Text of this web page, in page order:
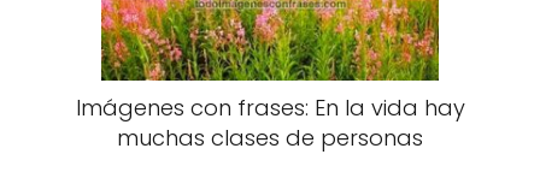
Imágenes con frases: En la vida hay
muchas clases de personas